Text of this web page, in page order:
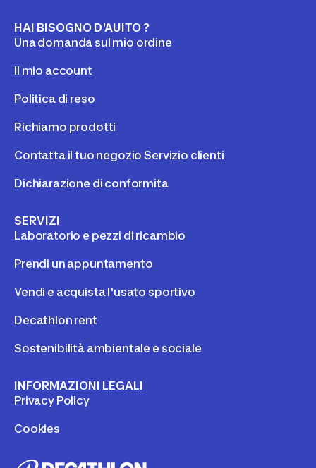
HAI BISOGNO D'AUITO ?
Una domanda sul mio ordine
Il mio account
Politica di reso
Richiamo prodotti
Contatta il tuo negozio Servizio clienti
Dichiarazione di conformita
SERVIZI
Laboratorio e pezzi di ricambio
Prendi un appuntamento
Vendi e acquista l'usato sportivo
Decathlon rent
Sostenibilità ambientale e sociale
INFORMAZIONI LEGALI
Privacy Policy
Cookies